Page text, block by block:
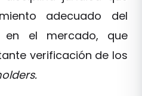
adecuado del
en el mercado, que
verificación de los